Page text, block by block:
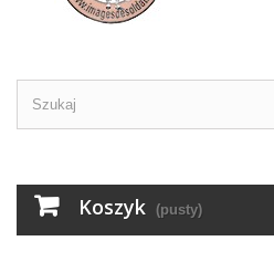
Koszyk (pusty)